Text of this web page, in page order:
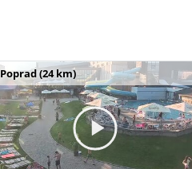
Poprad (24 km)